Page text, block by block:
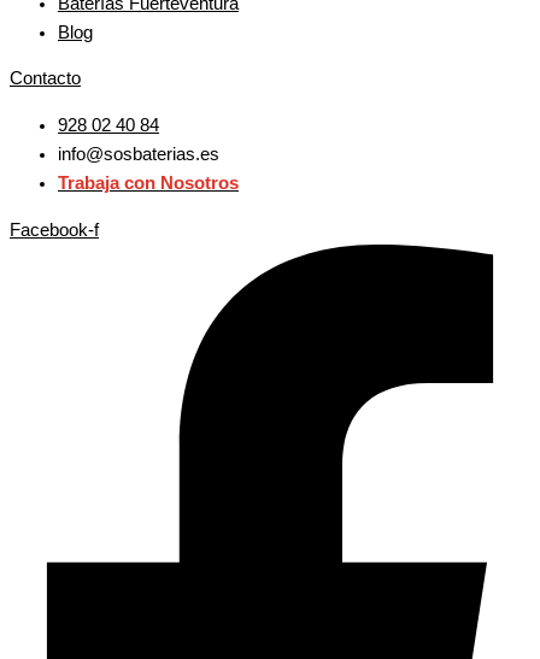
Blog
Contacto
928 02 40 84
info@sosbaterias.es
Trabaja con Nosotros
Facebook-f